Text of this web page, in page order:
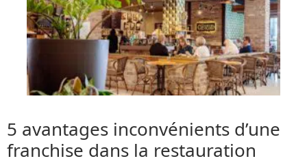
5 avantages inconvénients d’une
franchise dans la restauration